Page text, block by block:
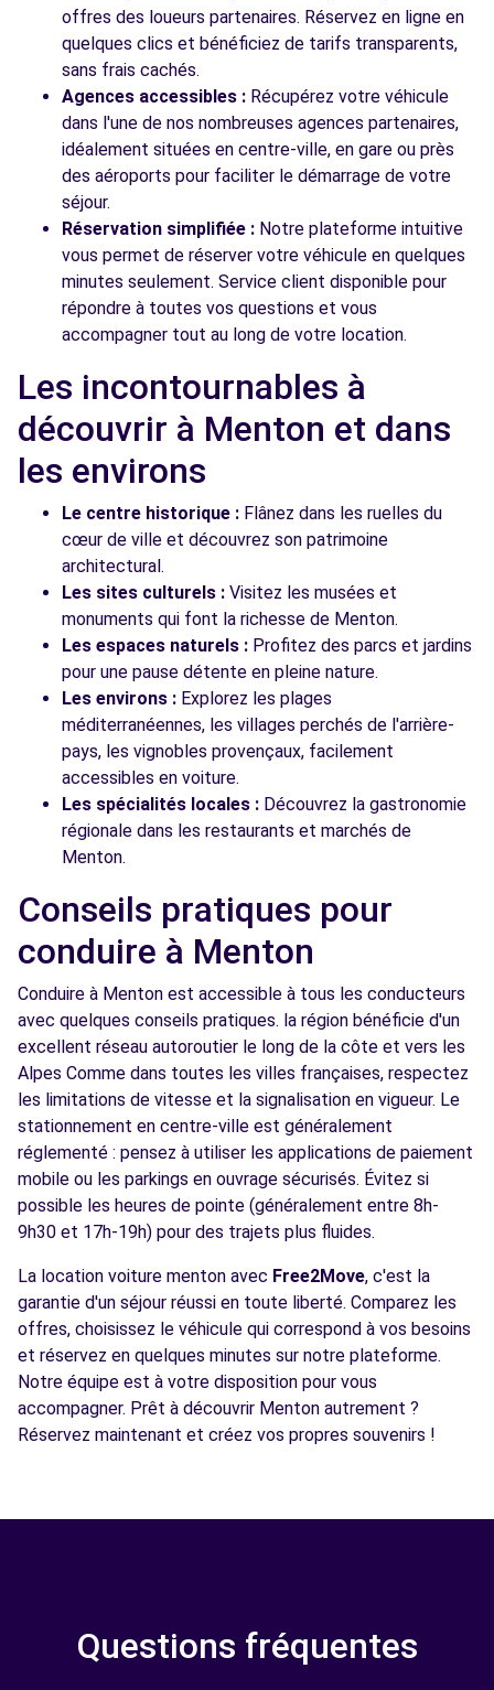
offres des loueurs partenaires. Réservez en ligne en
quelques clics et bénéficiez de tarifs transparents,
sans frais cachés.
Agences accessibles : Récupérez votre véhicule
dans l'une de nos nombreuses agences partenaires,
idéalement situées en centre-ville, en gare ou près
des aéroports pour faciliter le démarrage de votre
séjour.
Réservation simplifiée : Notre plateforme intuitive
vous permet de réserver votre véhicule en quelques
minutes seulement. Service client disponible pour
répondre à toutes vos questions et vous
accompagner tout au long de votre location.
Les incontournables à
découvrir à Menton et dans
les environs
Le centre historique : Flânez dans les ruelles du
cœur de ville et découvrez son patrimoine
architectural.
Les sites culturels : Visitez les musées et
monuments qui font la richesse de Menton.
Les espaces naturels : Profitez des parcs et jardins
pour une pause détente en pleine nature.
Les environs : Explorez les plages
méditerranéennes, les villages perchés de l'arrière-
pays, les vignobles provençaux, facilement
accessibles en voiture.
Les spécialités locales : Découvrez la gastronomie
régionale dans les restaurants et marchés de
Menton.
Conseils pratiques pour
conduire à Menton
Conduire à Menton est accessible à tous les conducteurs
avec quelques conseils pratiques. la région bénéficie d'un
excellent réseau autoroutier le long de la côte et vers les
Alpes Comme dans toutes les villes françaises, respectez
les limitations de vitesse et la signalisation en vigueur. Le
stationnement en centre-ville est généralement
réglementé : pensez à utiliser les applications de paiement
mobile ou les parkings en ouvrage sécurisés. Évitez si
possible les heures de pointe (généralement entre 8h-
9h30 et 17h-19h) pour des trajets plus fluides.
La location voiture menton avec Free2Move, c'est la
garantie d'un séjour réussi en toute liberté. Comparez les
offres, choisissez le véhicule qui correspond à vos besoins
et réservez en quelques minutes sur notre plateforme.
Notre équipe est à votre disposition pour vous
accompagner. Prêt à découvrir Menton autrement ?
Réservez maintenant et créez vos propres souvenirs !
Questions fréquentes